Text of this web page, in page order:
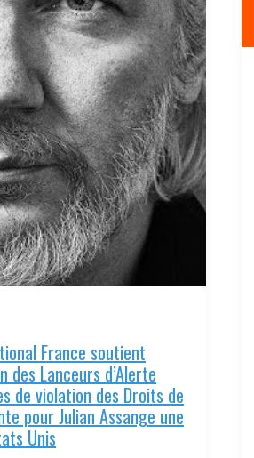
France soutient
des Lanceurs d’Alerte
de violation des Droits de
pour Julian Assange une
Unis